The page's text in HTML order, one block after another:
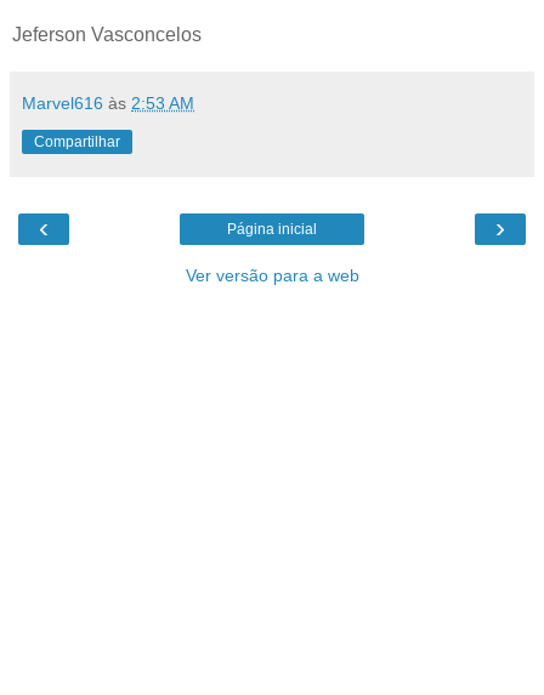
Jeferson Vasconcelos
Marvel616 às 2:53 AM
Compartilhar
‹ ›
Página inicial
Ver versão para a web